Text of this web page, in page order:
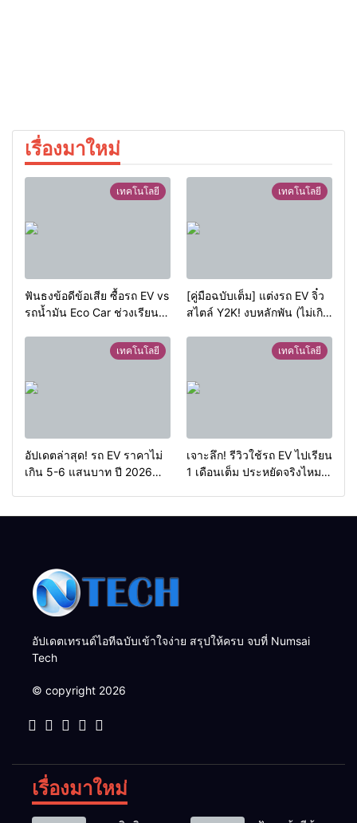
เรื่องมาใหม่
เทคโนโลยี
ฟันธงข้อดีข้อเสีย ซื้อรถ EV vs
รถน้ำมัน Eco Car ช่วงเรียน
เทคโนโลยี
[คู่มือฉบับเต็ม] แต่งรถ EV จิ๋ว
สไตล์ Y2K! งบหลักพัน (ไม่เกิน
เทคโนโลยี
อัปเดตล่าสุด! รถ EV ราคาไม่
เกิน 5-6 แสนบาท ปี 2026
เทคโนโลยี
เจาะลึก! รีวิวใช้รถ EV ไปเรียน
1 เดือนเต็ม ประหยัดจริงไหม?
อัปเดตเทรนด์ไอทีฉบับเข้าใจง่าย สรุปให้ครบ จบที่ Numsai
Tech
© copyright 2026
เรื่องมาใหม่